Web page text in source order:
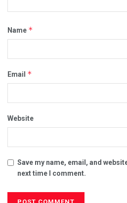
Name *
Email *
Website
Save my name, email, and
next time I comment.